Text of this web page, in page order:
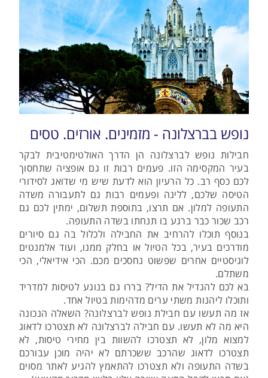
נופש בברצלונה - מזמינים. אורזים. טסים
חבילות נופש לברצלונה הן הדרך האולטימטיבית לבקר
בעיר המקסימה הזו. פעמים רבות זו גם אופציה שתחסוך
לכם כסף רב. כל הרעיון הוא לדעת שיש מי שדואג לסידורי
הטיסה שלכם, ללינה ופעמים רבות גם לתעבורה משדה
התעופה למלון. אם תרצו, בתוספת תשלום, ימתין לכם גם
רכב שכור כבר ברגע בו תנחתו בשדה התעופה.
בנוסף תוכלו להרחיב את החבילה ולכלול בה גם סיורים
מודרכים בעיר, בכל הטיול או בחלק ממנו, ועוד אלמנטים
לוגיסטיים אחרים שפשוט נחסכים מכם. הכי אידיאלי, הכי
משתלם.
בא לכם להגדיל את הדיל? בררו גם בנוגע לטיסות למדריד
ותוכלו ליהנות משתי ערים מדהימות בטיול אחד.
אז מה תעשו עם חבילת נופש לברצלונה? השאלה הנכונה
היא מה לא תעשו. עם חבילה לברצלונה לא תצטרכו לדאוג
למצוא מלון, לא תצטרכו להשוות בין מחירי טיסות, לא
תצטרכו לדאוג שהרכב ששכרתם לא יהיה מוכן עבורכם
בשדה התעופה ולא תצטרכו להתאמץ להגיע לאתר מסוים